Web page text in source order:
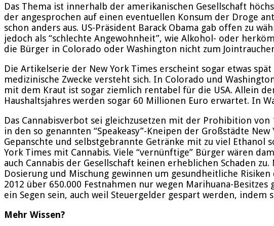
Das Thema ist innerhalb der amerikanischen Gesellschaft
der angesprochen auf einen eventuellen Konsum der Droge
schon anders aus. US-Präsident Barack Obama gab offen zu
jedoch als “schlechte Angewohnheit”, wie Alkohol- oder
die Bürger in Colorado oder Washington nicht zum
Die Artikelserie der New York Times erscheint sogar etwas
medizinische Zwecke versteht sich. In Colorado und
mit dem Kraut ist sogar ziemlich rentabel für die USA. Allein
Haushaltsjahres werden sogar 60 Millionen Euro erwartet. In
Das Cannabisverbot sei gleichzusetzen mit der Prohibition
in den so genannten “Speakeasy”-Kneipen der Großstädte
Gepanschte und selbstgebrannte Getränke mit zu viel Ethanol
York Times mit Cannabis. Viele “vernünftige” Bürger wären
auch Cannabis der Gesellschaft keinen erheblichen Schaden
Dosierung und Mischung gewinnen um gesundheitliche
2012 über 650.000 Festnahmen nur wegen Marihuana-
ein Segen sein, auch weil Steuergelder gespart werden,
Mehr Wissen?